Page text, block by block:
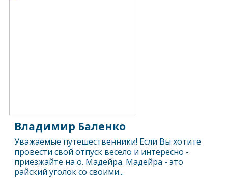
Владимир Баленко
Уважаемые путешественники! Если Вы хотите
провести свой отпуск весело и интересно -
приезжайте на о. Мадейра. Мадейра - это
райский уголок со своими...